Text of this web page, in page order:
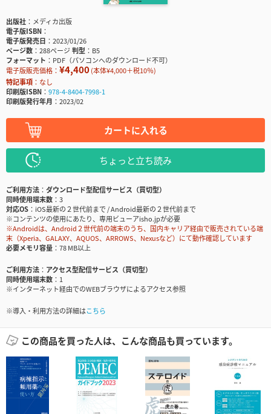
出版社
メディカ出版
電子版ISBN
電子版発売日
2023/01/26
ページ数
288ページ判型
B5
フォーマット
PDF（パソコンへのダウンロード不可）
電子版販売価格： ¥4,400(本体¥4,000＋税10％)
特記事項
なし
印刷版ISBN
978-4-8404-7998-1
印刷版発行年月
2023/02
カートに入れる
ちょっと立ち読み
ご利用方法
ダウンロード型配信サービス（買切型）
同時使用端末数
3
対応OS
iOS最新の２世代前まで / Android最新の２世代前まで
※コンテンツの使用にあたり、専用ビューアisho.jpが必要
※Androidは、Android２世代前の端末のうち、国内キャリア経由で販売されている端
末（Xperia、GALAXY、AQUOS、ARROWS、Nexusなど）にて動作確認しています
必要メモリ容量
78 MB以上
ご利用方法
アクセス型配信サービス（買切型）
同時使用端末数
1
※インターネット経由でのWEBブラウザによるアクセス参照
※導入・利用方法の詳細はこちら
この商品を買った人は、こんな商品も買っています。